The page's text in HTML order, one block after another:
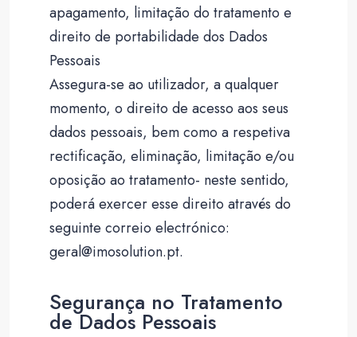
apagamento, limitação do tratamento e
direito de portabilidade dos Dados
Pessoais
Assegura-se ao utilizador, a qualquer
momento, o direito de acesso aos seus
dados pessoais, bem como a respetiva
rectificação, eliminação, limitação e/ou
oposição ao tratamento- neste sentido,
poderá exercer esse direito através do
seguinte correio electrónico:
geral@imosolution.pt.
Segurança no Tratamento
de Dados Pessoais